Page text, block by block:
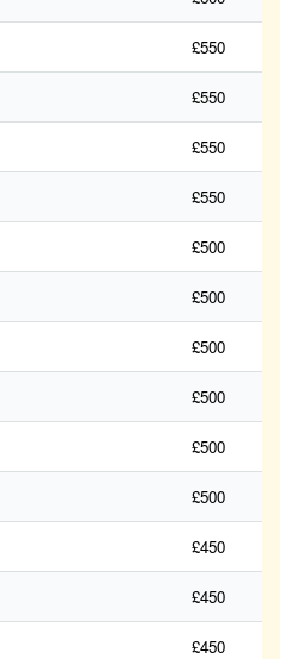
£550
£550
£550
£550
£500
£500
£500
£500
£500
£500
£450
£450
£450